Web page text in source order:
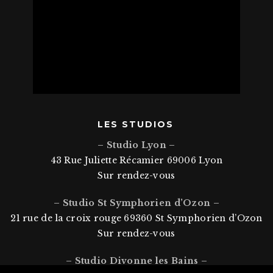
Séance Bucolique
LES STUDIOS
– Studio Lyon –
43 Rue Juliette Récamier 69006 Lyon
Sur rendez-vous
– Studio St Symphorien d’Ozon –
21 rue de la croix rouge 69360 St Symphorien d’Ozon
Sur rendez-vous
– Studio Divonne les Bains –